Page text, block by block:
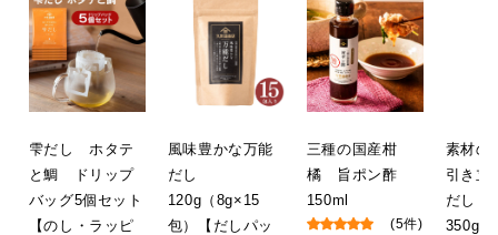
雫だし ホタテ
と鯛 ドリップ
バッグ5個セット
【のし・ラッピ
風味豊かな万能
だし
120g（8g×15
包）【だしパッ
三種の国産柑
橘 旨ポン酢
150ml
(5件)
素材の
引き立
だし
350g